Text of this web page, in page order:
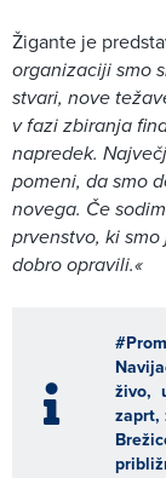
Žigante je
organizaciji smo
stvari, nove
v fazi zbiranja
napredek.
pomeni, da smo
novega. Če
prvenstvo, ki
dobro opravili.«
živo,
zaprt,